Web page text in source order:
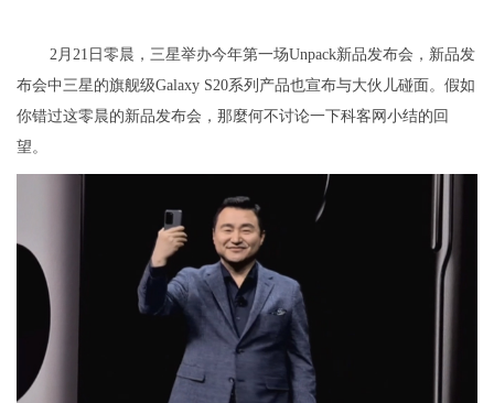
2月21日零晨，三星举办今年第一场Unpack新品发布会，新品发
布会中三星的旗舰级Galaxy S20系列产品也宣布与大伙儿碰面。假如
你错过这零晨的新品发布会，那麼何不讨论一下科客网小结的回
望。